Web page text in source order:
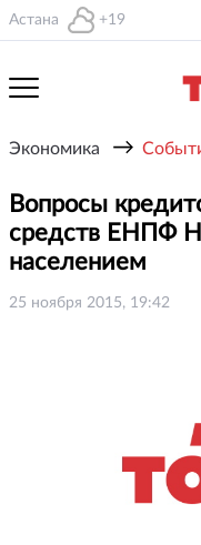
Астана +19
Экономика →
Вопросы
средств ЕНПФ
населением
25 ноября 2015, 19:42